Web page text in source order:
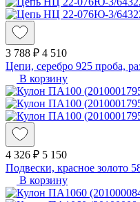
3 788 ₽ 4 510
Цепи, серебро 925 проба,
В корзину
4 326 ₽ 5 150
Подвески, красное золото
В корзину